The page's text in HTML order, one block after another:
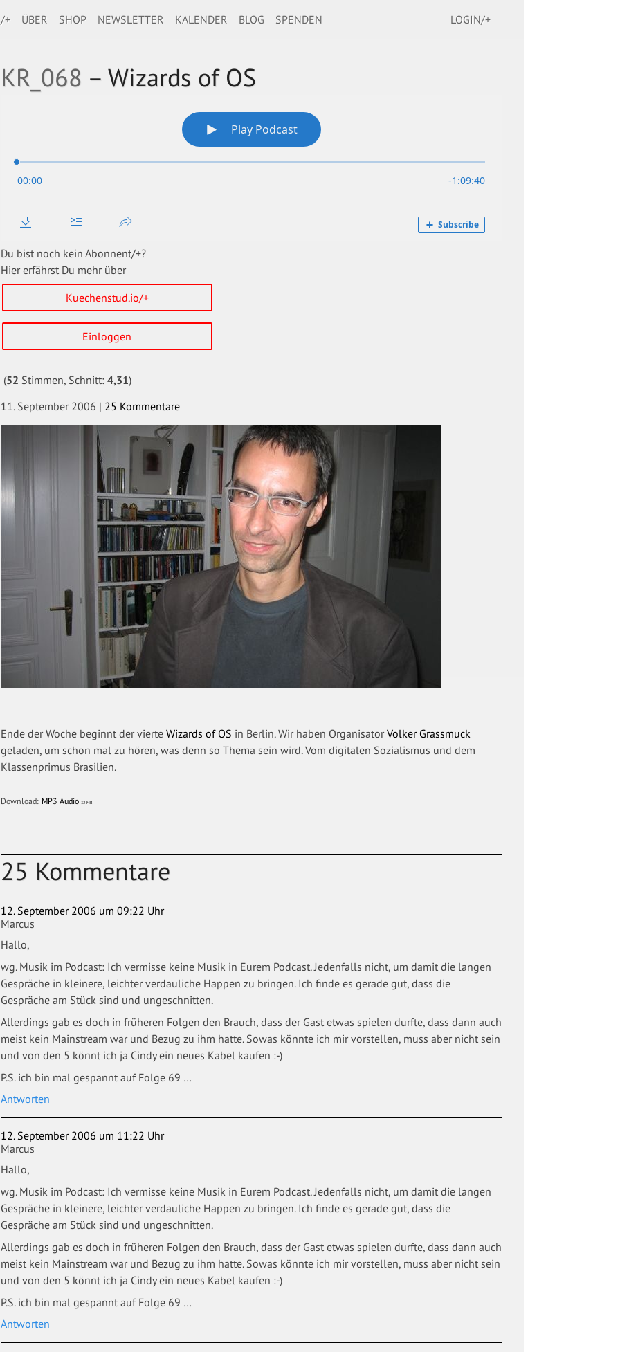
/+ ÜBER SHOP NEWSLETTER KALENDER BLOG SPENDEN LOGIN/+
KR_068 – Wizards of OS
Du bist noch kein Abonnent/+?
Hier erfährst Du mehr über
Kuechenstud.io/+
Einloggen
(52 Stimmen, Schnitt: 4,31)
11. September 2006 | 25 Kommentare
Ende der Woche beginnt der vierte Wizards of OS in Berlin. Wir haben OrganisatorVolker Grassmuck
geladen, um schon mal zu hören, was denn so Thema sein wird. Vom digitalen Sozialismus und dem
Klassenprimus Brasilien.
Download: MP3 Audio 32 MB
25 Kommentare
12. September 2006 um 09:22 Uhr
Marcus
Hallo,
wg. Musik im Podcast: Ich vermisse keine Musik in Eurem Podcast. Jedenfalls nicht, um damit die langen
Gespräche in kleinere, leichter verdauliche Happen zu bringen. Ich finde es gerade gut, dass die
Gespräche am Stück sind und ungeschnitten.
Allerdings gab es doch in früheren Folgen den Brauch, dass der Gast etwas spielen durfte, dass dann auch
meist kein Mainstream war und Bezug zu ihm hatte. Sowas könnte ich mir vorstellen, muss aber nicht sein
und von den 5 könnt ich ja Cindy ein neues Kabel kaufen :-)
P.S. ich bin mal gespannt auf Folge 69 …
Antworten
12. September 2006 um 11:22 Uhr
Marcus
Hallo,
wg. Musik im Podcast: Ich vermisse keine Musik in Eurem Podcast. Jedenfalls nicht, um damit die langen
Gespräche in kleinere, leichter verdauliche Happen zu bringen. Ich finde es gerade gut, dass die
Gespräche am Stück sind und ungeschnitten.
Allerdings gab es doch in früheren Folgen den Brauch, dass der Gast etwas spielen durfte, dass dann auch
meist kein Mainstream war und Bezug zu ihm hatte. Sowas könnte ich mir vorstellen, muss aber nicht sein
und von den 5 könnt ich ja Cindy ein neues Kabel kaufen :-)
P.S. ich bin mal gespannt auf Folge 69 …
Antworten